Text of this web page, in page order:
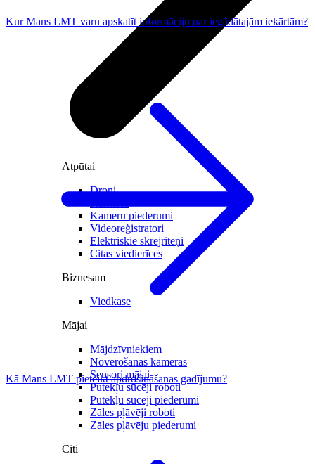
Atpūtai
Droni
Kameru piederumi
Videoreģistratori
Elektriskie skrejriteņi
Citas viedierīces
Biznesam
Viedkase
Mājai
Mājdzīvniekiem
Novērošanas kameras
Sensori mājai
Putekļu sūcēji roboti
Putekļu sūcēji piederumi
Zāles pļāvēji roboti
Zāles pļāvēju piederumi
Citi
Kur Mans LMT varu apskatīt informāciju par iegādātajām iekārtām?
Kā Mans LMT pieteikt apdrošināšanas gadījumu?